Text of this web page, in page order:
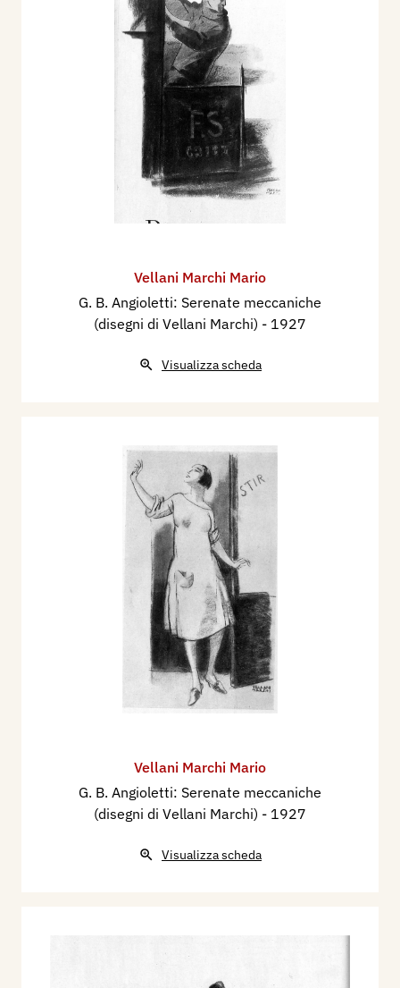
Vellani Marchi Mario
G. B. Angioletti: Serenate meccaniche
(disegni di Vellani Marchi) - 1927
Visualizza scheda
Vellani Marchi Mario
G. B. Angioletti: Serenate meccaniche
(disegni di Vellani Marchi) - 1927
Visualizza scheda